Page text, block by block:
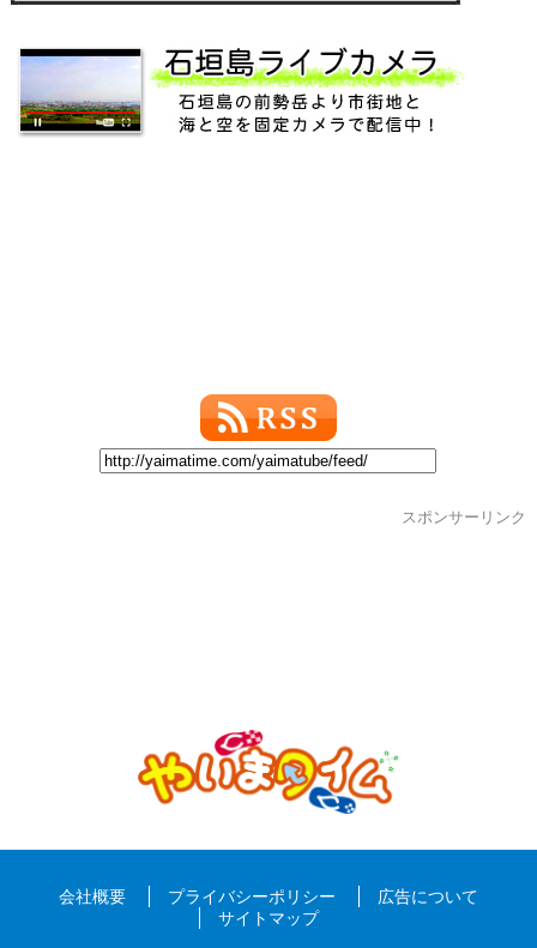
スポンサーリンク
会社概要 プライバシーポリシー
広告について
サイトマップ